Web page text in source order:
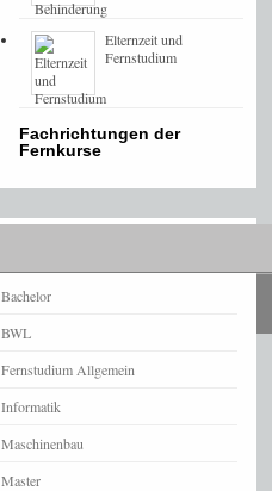
Elternzeit und
Fernstudium
Fachrichtungen der
Fernkurse
Bachelor
BWL
Fernstudium Allgemein
Informatik
Maschinenbau
Master